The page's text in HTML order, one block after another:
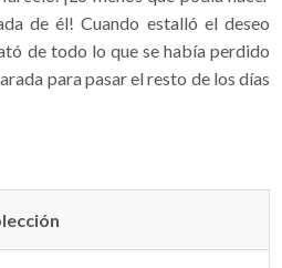
de él! Cuando estalló el deseo
de todo lo que se había perdido
para pasar el resto de los días